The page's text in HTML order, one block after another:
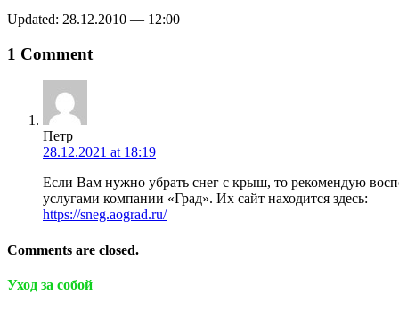
Updated: 28.12.2010 — 12:00
1 Comment
Петр
28.12.2021 at 18:19
Если Вам нужно убрать снег с крыш, то рекомендую
услугами компании «Град». Их сайт находится здесь:
https://sneg.aograd.ru/
Comments are closed.
Уход за собой